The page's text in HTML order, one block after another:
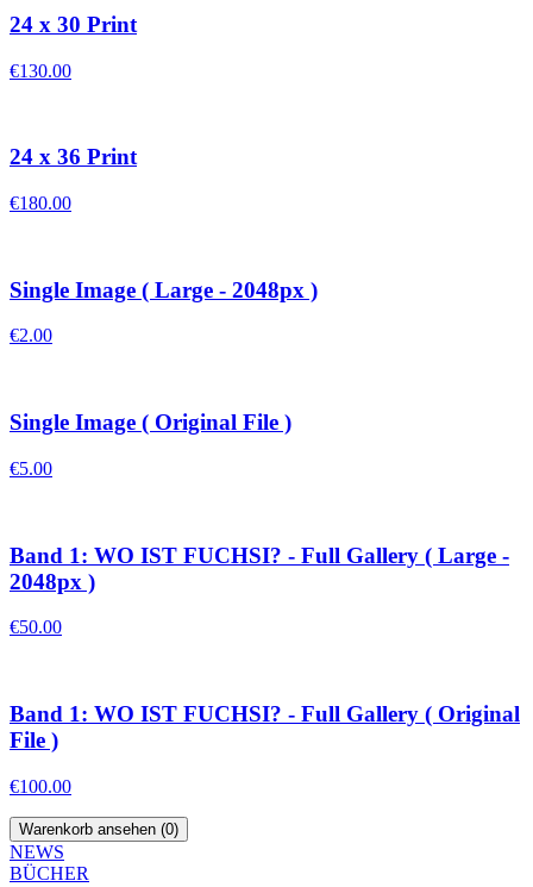
24 x 30 Print
€130.00
24 x 36 Print
€180.00
Single Image ( Large - 2048px )
€2.00
Single Image ( Original File )
€5.00
Band 1: WO IST FUCHSI? - Full Gallery ( Large -
2048px )
€50.00
Band 1: WO IST FUCHSI? - Full Gallery ( Original
File )
€100.00
Warenkorb ansehen (0)
NEWS
BÜCHER